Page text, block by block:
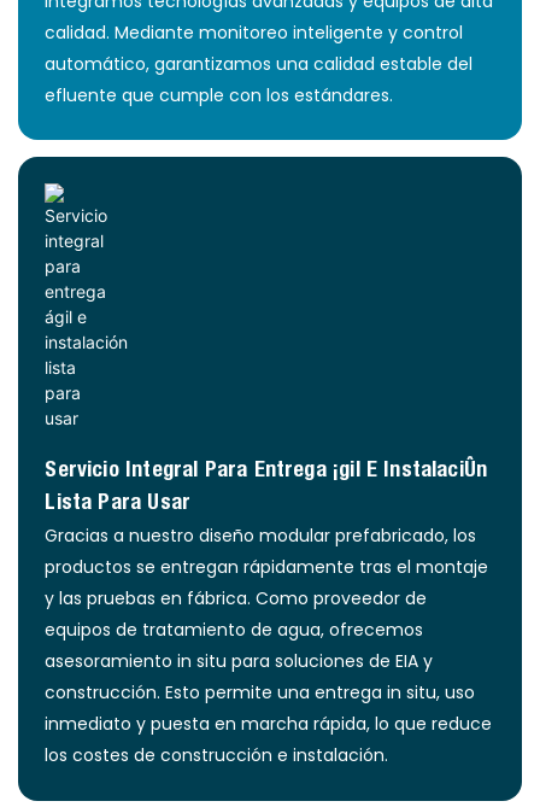
calidad. Mediante monitoreo inteligente y control
automático, garantizamos una calidad estable del
efluente que cumple con los estándares.
Servicio Integral Para Entrega Ágil E Instalación
Lista Para Usar
Gracias a nuestro diseño modular prefabricado, los
productos se entregan rápidamente tras el montaje
y las pruebas en fábrica. Como proveedor de
equipos de tratamiento de agua, ofrecemos
asesoramiento in situ para soluciones de EIA y
construcción. Esto permite una entrega in situ, uso
inmediato y puesta en marcha rápida, lo que reduce
los costes de construcción e instalación.